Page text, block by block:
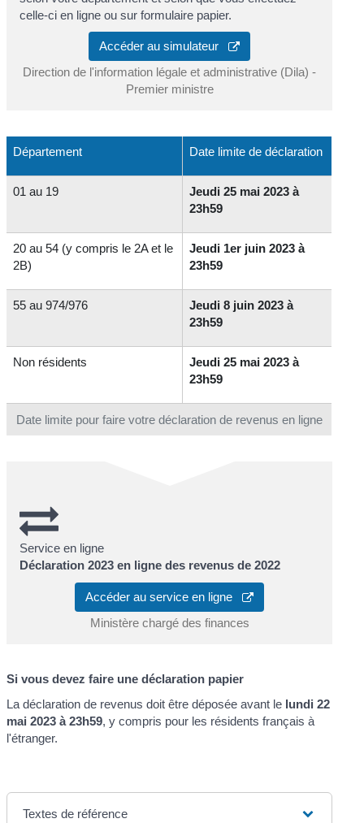
celle-ci en ligne ou sur formulaire papier.
Accéder au simulateur
Direction de l'information légale et administrative (Dila) -
Premier ministre
Date limite pour faire votre déclaration de revenus en ligne
Département Date limite de déclaration
01 au 19
Jeudi 25 mai 2023 à
23h59
20 au 54 (y compris le 2A et le
2B)
Jeudi 1er juin 2023 à
23h59
55 au 974/976
Jeudi 8 juin 2023 à
23h59
Non résidents
Jeudi 25 mai 2023 à
23h59
Service en ligne
Déclaration 2023 en ligne des revenus de 2022
Accéder au service en ligne
Ministère chargé des finances
Si vous devez faire une déclaration papier
La déclaration de revenus doit être déposée avant le lundi 22
mai 2023 à 23h59, y compris pour les résidents français à
l'étranger.
Textes de référence